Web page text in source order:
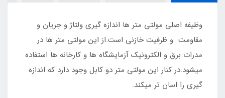
وظیفه اصلی مولتی متر ها اندازه گیری ولتاژ و جریان و
مقاومت و ظرفیت خازنی است.از این مولتی متر ها در
مدرات برق و الکترونیک آزمایشگاه ها و کارخانه ها استفاده
میشود.در کنار این مولتی متر دو کابل وجود دارد که اندازه
گیری را اسان تر میکند.